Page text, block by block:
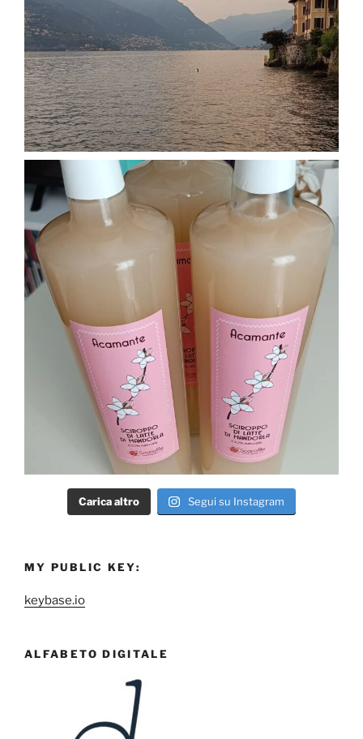
Carica altro Segui su Instagram
MY PUBLIC KEY:
keybase.io
ALFABETO DIGITALE